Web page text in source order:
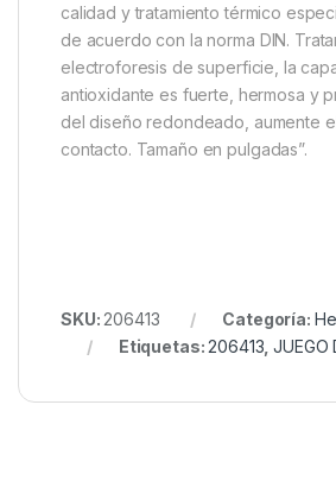
calidad y tratamiento térmico
de acuerdo con la norma DIN.
electroforesis de superficie, la
antioxidante es fuerte, hermosa y
del diseño redondeado, aumente
contacto. Tamaño en pulgadas”.
SKU: 206413 Categoría:
Etiquetas:206413 ,JUEGO